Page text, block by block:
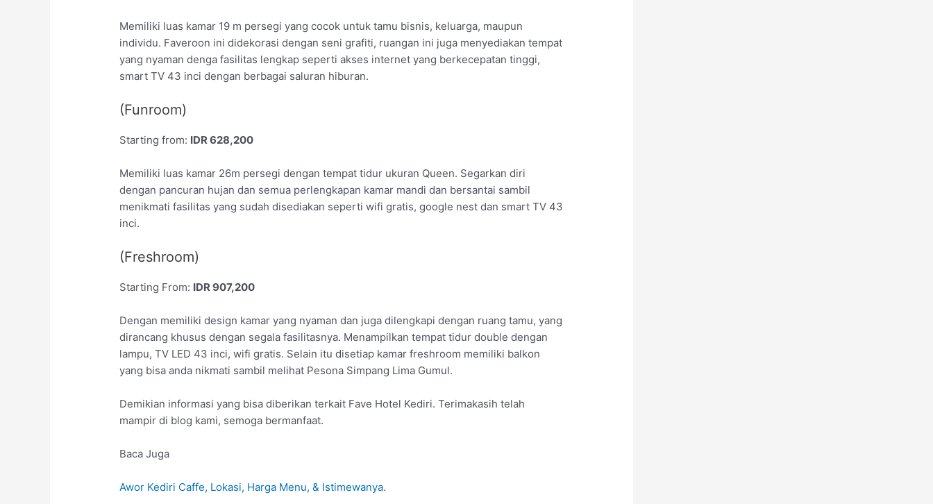
Memiliki luas kamar 19 m persegi yang cocok untuk tamu bisnis, keluarga, maupun
individu. Faveroon ini didekorasi dengan seni grafiti, ruangan ini juga menyediakan tempat
yang nyaman denga fasilitas lengkap seperti akses internet yang berkecepatan tinggi,
smart TV 43 inci dengan berbagai saluran hiburan.
(Funroom)
Starting from: IDR 628,200
Memiliki luas kamar 26m persegi dengan tempat tidur ukuran Queen. Segarkan diri
dengan pancuran hujan dan semua perlengkapan kamar mandi dan bersantai sambil
menikmati fasilitas yang sudah disediakan seperti wifi gratis, google nest dan smart TV 43
inci.
(Freshroom)
Starting From: IDR 907,200
Dengan memiliki design kamar yang nyaman dan juga dilengkapi dengan ruang tamu, yang
dirancang khusus dengan segala fasilitasnya. Menampilkan tempat tidur double dengan
lampu, TV LED 43 inci, wifi gratis. Selain itu disetiap kamar freshroom memiliki balkon
yang bisa anda nikmati sambil melihat Pesona Simpang Lima Gumul.
Demikian informasi yang bisa diberikan terkait Fave Hotel Kediri. Terimakasih telah
mampir di blog kami, semoga bermanfaat.
Baca Juga
Awor Kediri Caffe, Lokasi, Harga Menu, & Istimewanya.